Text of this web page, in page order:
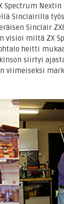
Spectrum
Sinclairilla
Sinclair
visioi miltä ZX
heitti
siirtyi
viimeiseksi